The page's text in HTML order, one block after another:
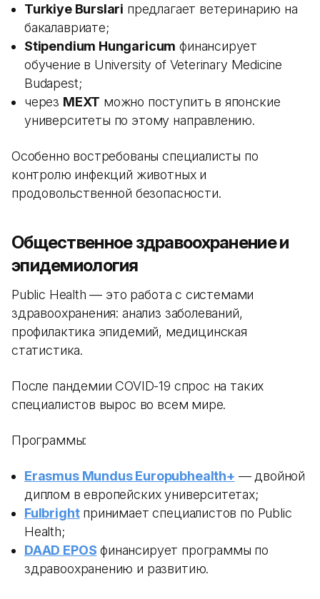
Turkiye Burslari предлагает ветеринарию на
бакалавриате;
Stipendium Hungaricum финансирует
обучение в University of Veterinary Medicine
Budapest;
через MEXT можно поступить в японские
университеты по этому направлению.
Особенно востребованы специалисты по
контролю инфекций животных и
продовольственной безопасности.
Общественное здравоохранение и
эпидемиология
Public Health — это работа с системами
здравоохранения: анализ заболеваний,
профилактика эпидемий, медицинская
статистика.
После пандемии COVID-19 спрос на таких
специалистов вырос во всем мире.
Программы:
Erasmus Mundus Europubhealth+ — двойной
диплом в европейских университетах;
Fulbrightпринимает специалистов по Public
Health;
DAAD EPOS финансирует программы по
здравоохранению и развитию.